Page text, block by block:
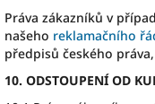
Práva zákazníků v
našeho reklamačního
předpisů českého
10. ODSTOUPENÍ OD